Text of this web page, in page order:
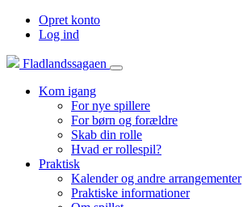
Opret konto
Log ind
Fladlandssagaen
Kom igang
For nye spillere
For børn og forældre
Skab din rolle
Hvad er rollespil?
Praktisk
Kalender og andre arrangementer
Praktiske informationer